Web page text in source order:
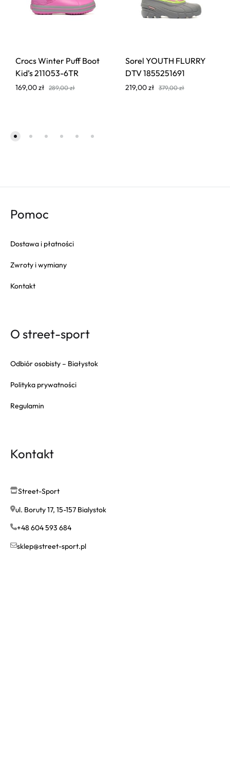
Crocs Winter Puff Boot
Kid’s 211053-6TR
169,00zł 289,00zł
Sorel YOUTH FLURRY
DTV 1855251691
219,00zł 379,00zł
Pomoc
Dostawa i płatności
Zwroty i wymiany
Kontakt
O street-sport
Odbiór osobisty – Białystok
Polityka prywatności
Regulamin
Kontakt
Street-Sport
ul. Boruty 17, 15-157 Bialystok
+48 604 593 684
sklep@street-sport.pl